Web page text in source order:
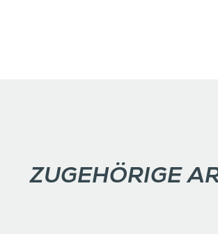
ZUGEHÖRIGE